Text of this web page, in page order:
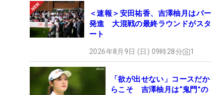
＜速報＞安田祐香、吉澤柚月はパー
発進 大混戦の最終ラウンドがスタ
ート
2026年8月9日 (日) 09時28分 1
「欲が出せない」コースだか
らこそ 吉澤柚月は“鬼門”の